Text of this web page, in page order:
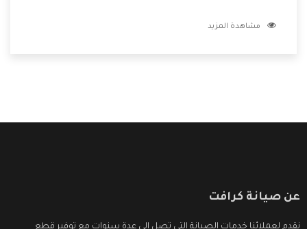
الشركة بها والتى تكون منها خدمة الصيانة التى تكون من أهم
مشاهدة المزيد
عن صيانة كرافت